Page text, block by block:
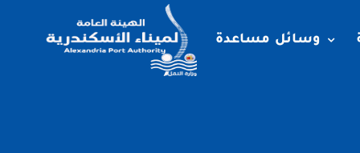
وسائل مساعدة